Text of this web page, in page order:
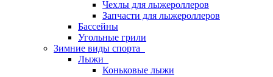
Чехлы для лыжероллеров
Запчасти для лыжероллеров
Бассейны
Угольные грили
Зимние виды спорта
Лыжи
Коньковые лыжи